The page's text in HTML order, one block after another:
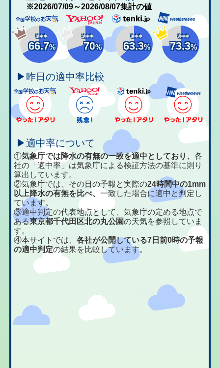
※2026/07/09～2026/08/07集計の値
適中率
66.7%
適中率
70%
適中率
63.3%
適中率
73.3%
▶昨日の適中率比較
▶適中率について
①気象庁では降水の有無の一致を適中としており、各
社の「適中率」は気象庁による検証方法の基準に則り
算出しています。
②気象庁では、その日の予報と実際の24時間中の1mm
以上降水の有無を比べ、一致した場合に適中と判定し
ています。
③適中判定の代表地点として、気象庁の定める地点で
ある東京都千代田区北の丸公園の天気を参照していま
す。
④本サイトでは、各社が公開している7日前0時の予報
の適中判定の結果を比較しています。